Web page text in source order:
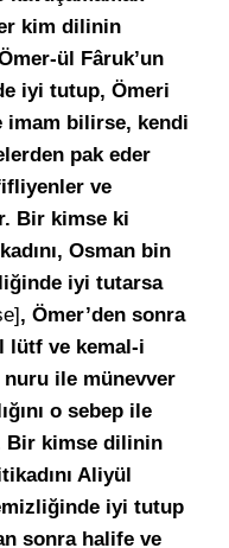
kim dilinin
ül Fâruk’un
iyi tutup, Ömeri
imam bilirse, kendi
pak eder
ve
Bir kimse ki
Osman bin
iyi tutarsa
, Ömer’den sonra
lütf ve kemal-i
nuru ile münevver
o sebep ile
Bir kimse dilinin
Aliyül
iyi tutup
sonra halife ve